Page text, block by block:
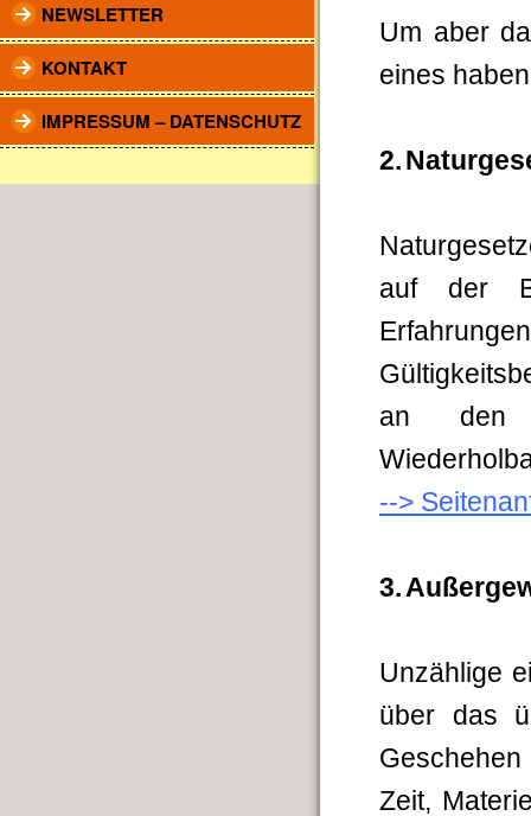
NEWSLETTER
KONTAKT
IMPRESSUM – DATENSCHUTZ
Um aber
eines
2.
auf der
an den
-->
3.
Unzählige
über das
Zeit,